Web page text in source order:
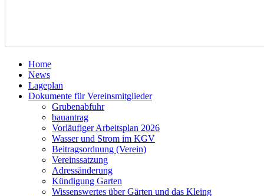
Home
News
Lageplan
Dokumente für Vereinsmitglieder
Grubenabfuhr
bauantrag
Vorläufiger Arbeitsplan 2026
Wasser und Strom im KGV
Beitragsordnung (Verein)
Vereinssatzung
Adressänderung
Kündigung Garten
Wissenswertes über Gärten und das Kleing